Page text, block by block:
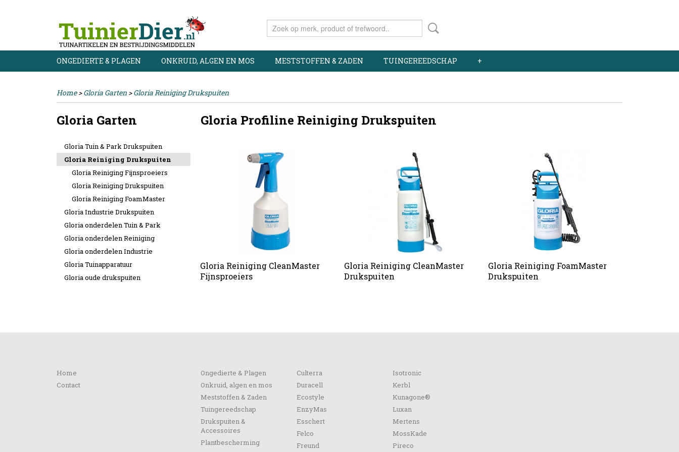
ONGEDIERTE & PLAGEN ONKRUID, ALGEN EN MOS MESTSTOFFEN & ZADEN TUINGEREEDSCHAP +
Home>Gloria Garten >Gloria Reiniging Drukspuiten
Gloria Garten
Gloria Tuin & Park Drukspuiten
Gloria Reiniging Drukspuiten
Gloria Reiniging Fijnsproeiers
Gloria Reiniging Drukspuiten
Gloria Reiniging FoamMaster
Gloria Industrie Drukspuiten
Gloria onderdelen Tuin & Park
Gloria onderdelen Reiniging
Gloria onderdelen Industrie
Gloria Tuinapparatuur
Gloria oude drukspuiten
Gloria Profiline Reiniging Drukspuiten
Gloria Reiniging CleanMaster
Fijnsproeiers
Gloria Reiniging CleanMaster
Drukspuiten
Gloria Reiniging FoamMaster
Drukspuiten
Home
Contact
Ongedierte & Plagen
Onkruid, algen en mos
Meststoffen & Zaden
Tuingereedschap
Drukspuiten &
Accessoires
Plantbescherming
Culterra
Duracell
Ecostyle
EnzyMas
Esschert
Felco
Freund
Isotronic
Kerbl
Kunagone®
Luxan
Mertens
MossKade
Pireco